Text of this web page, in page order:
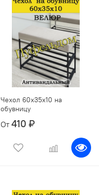
Чехол 60х35х10 на
обувницу
От 410 ₽